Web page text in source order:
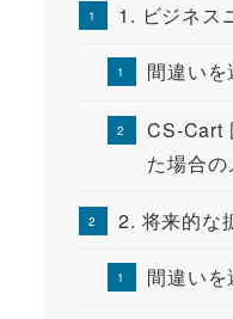
1. ビジネス
間違い
CS-Cart
た場合の
2. 将来的な
間違い